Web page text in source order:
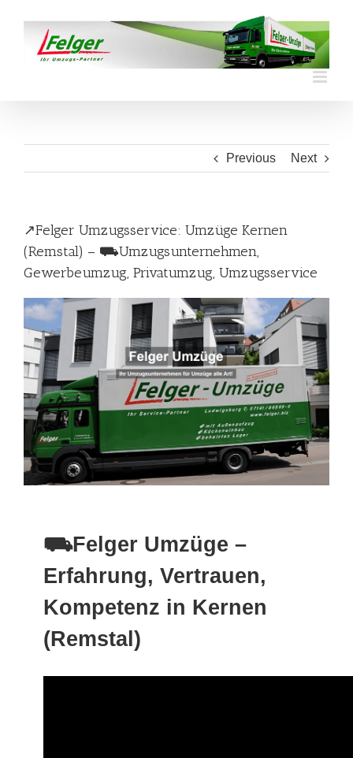
content
Previous Next
↗️Felger Umzugsservice: Umzüge Kernen
(Remstal) – ⛟Umzugsunternehmen,
Gewerbeumzug, Privatumzug, Umzugsservice
⛟Felger Umzüge –
Erfahrung, Vertrauen,
Kompetenz in Kernen
(Remstal)